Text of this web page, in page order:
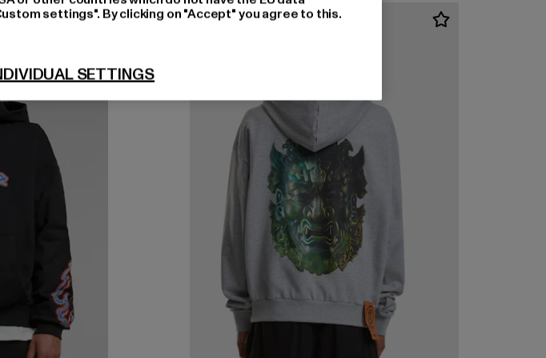
-26%
settings". By clicking on "Accept" you agree to this.
SETTINGS